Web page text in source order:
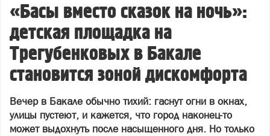
«Басы вместо сказок на ночь»:
детская площадка на
Трегубенковых в Бакале
становится зоной дискомфорта
Вечер в Бакале обычно тихий: гаснут огни в окнах,
улицы пустеют, и кажется, что город наконец-то
может выдохнуть после насыщенного дня. Но только